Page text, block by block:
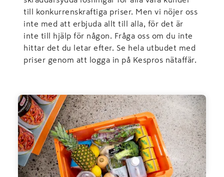
till konkurrenskraftiga priser. Men vi nöjer oss
inte med att erbjuda allt till alla, för det är
inte till hjälp för någon. Fråga oss om du inte
hittar det du letar efter. Se hela utbudet med
priser genom att logga in på Kespros nätaffär.